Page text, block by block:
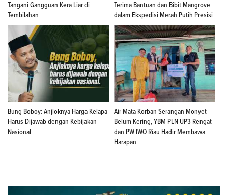
Tangani Gangguan Kera Liar di
Tembilahan
Terima Bantuan dan Bibit Mangrove
dalam Ekspedisi Merah Putih Presisi
Bung Boboy: Anjloknya Harga Kelapa
Harus Dijawab dengan Kebijakan
Nasional
Air Mata Korban Serangan Monyet
Belum Kering, YBM PLN UP3 Rengat
dan PW IWO Riau Hadir Membawa
Harapan